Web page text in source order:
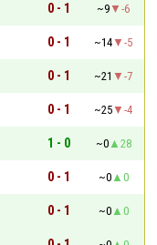
0 - 1 ~9
-6
0 - 1 ~14
-5
0 - 1 ~21
-7
0 - 1 ~25
-4
1 - 0 ~0
28
0 - 1 ~0
0
0 - 1 ~0
0